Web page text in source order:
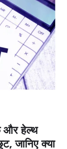
हेल्थ
जानिए क्या